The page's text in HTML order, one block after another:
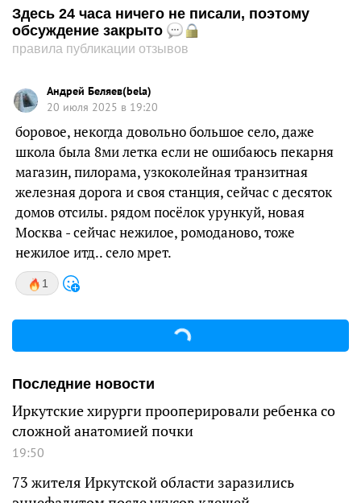
Здесь 24 часа ничего не писали, поэтому
обсуждение закрыто
правила публикации отзывов
Андрей Беляев(bela)
20 июля 2025 в 19:20
боровое, некогда довольно большое село, даже
школа была 8ми летка если не ошибаюсь пекарня
магазин, пилорама, узкоколейная транзитная
железная дорога и своя станция, сейчас с десяток
домов отсилы. рядом посёлок урункуй, новая
Москва - сейчас нежилое, ромоданово, тоже
нежилое итд.. село мрет.
1
Последние новости
Иркутские хирурги прооперировали ребенка со
сложной анатомией почки
19:50
73 жителя Иркутской области заразились